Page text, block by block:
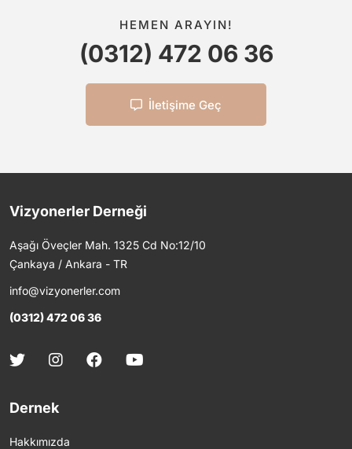
HEMEN ARAYIN!
(0312) 472 06 36
İletişime Geç
Vizyonerler Derneği
Aşağı Öveçler Mah. 1325 Cd No:12/10
Çankaya / Ankara - TR
info@vizyonerler.com
(0312) 472 06 36
Dernek
Hakkımızda